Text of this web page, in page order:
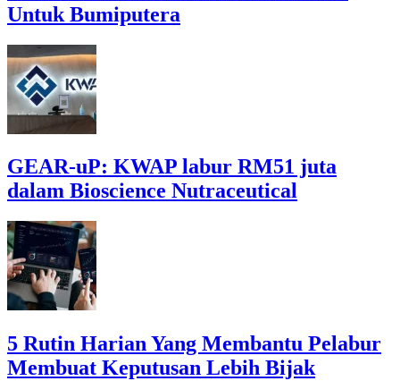
Untuk Bumiputera
GEAR-uP: KWAP labur RM51 juta
dalam Bioscience Nutraceutical
5 Rutin Harian Yang Membantu Pelabur
Membuat Keputusan Lebih Bijak